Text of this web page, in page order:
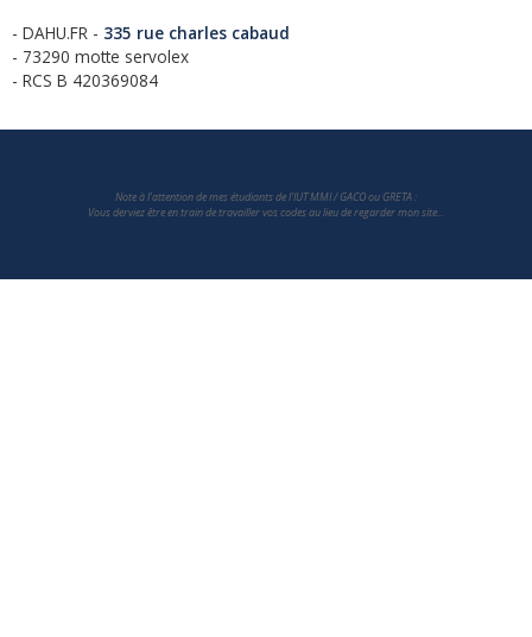
- DAHU.FR - 335 rue charles cabaud
- 73290 motte servolex
- RCS B 420369084
Note à l'attention de mes étudiants de l'IUT MMI / GACO ou GRETA :
Vous derviez être en train de travailler vos codes au lieu de regarder mon site...